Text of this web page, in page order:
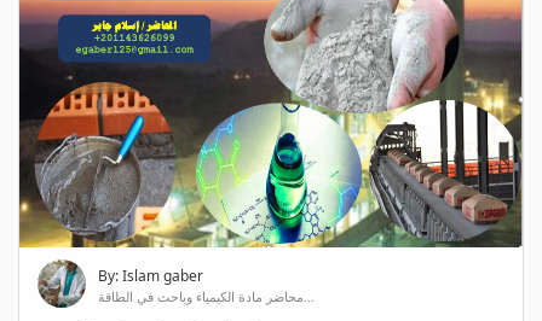
By: Islam gaber
محاضر مادة الكيمياء وباحث في الطاقة...